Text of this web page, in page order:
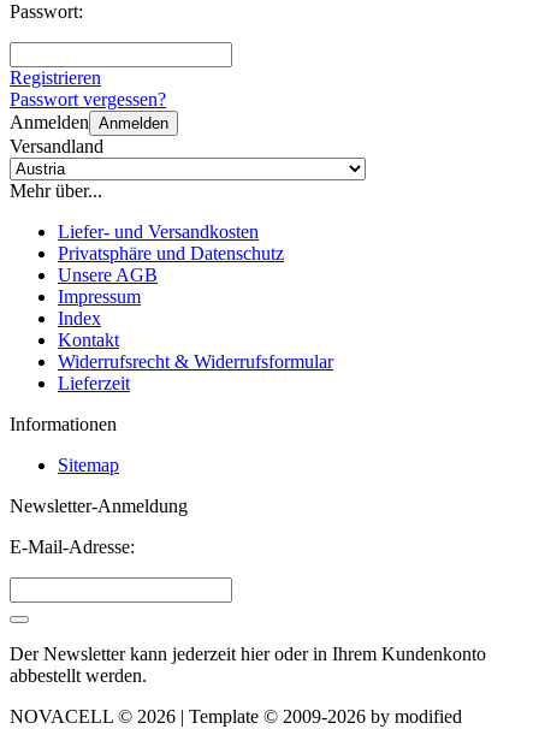
Passwort:
Registrieren
Passwort vergessen?
Anmelden Anmelden
Versandland
Mehr über...
Liefer- und Versandkosten
Privatsphäre und Datenschutz
Unsere AGB
Impressum
Index
Kontakt
Widerrufsrecht & Widerrufsformular
Lieferzeit
Informationen
Sitemap
Newsletter-Anmeldung
E-Mail-Adresse:
Der Newsletter kann jederzeit hier oder in Ihrem Kundenkonto
abbestellt werden.
NOVACELL © 2026 | Template © 2009-2026 by modified